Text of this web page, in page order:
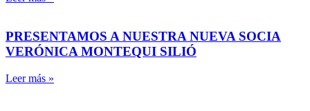
PRESENTAMOS A NUESTRA NUEVA SOCIA
VERÓNICA MONTEQUI SILIÓ
Leer más »